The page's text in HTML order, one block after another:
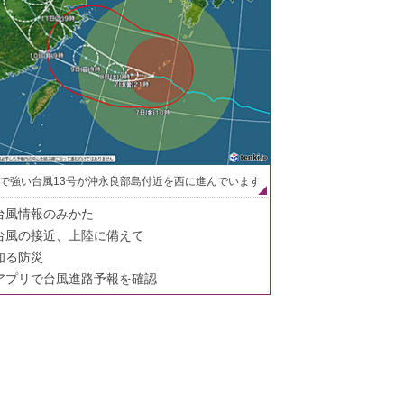
強い台風13号が沖永良部島付近を西に進んでいます
風情報のみかた
風の接近、上陸に備えて
る防災
プリで台風進路予報を確認